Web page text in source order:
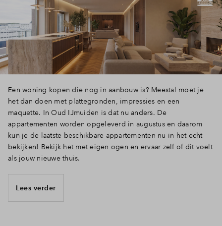
Een woning kopen die nog in aanbouw is? Meestal moet je
het dan doen met plattegronden, impressies en een
maquette. In Oud IJmuiden is dat nu anders. De
appartementen worden opgeleverd in augustus en daarom
kun je de laatste beschikbare appartementen nu in het echt
bekijken! Bekijk het met eigen ogen en ervaar zelf of dit voelt
als jouw nieuwe thuis.
Lees verder